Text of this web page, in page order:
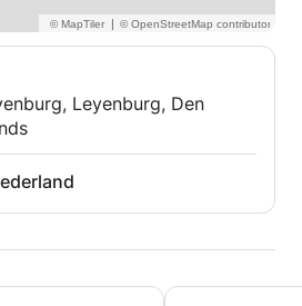
to meet individual needs.
be chosen from 50 minutes
in a fun and professional
|
Leyenburg, Den